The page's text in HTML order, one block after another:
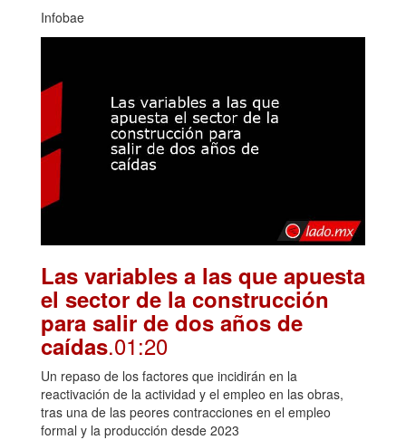
Infobae
Las variables a las que apuesta
el sector de la construcción
para salir de dos años de
caídas.01:20
Un repaso de los factores que incidirán en la
reactivación de la actividad y el empleo en las obras,
tras una de las peores contracciones en el empleo
formal y la producción desde 2023